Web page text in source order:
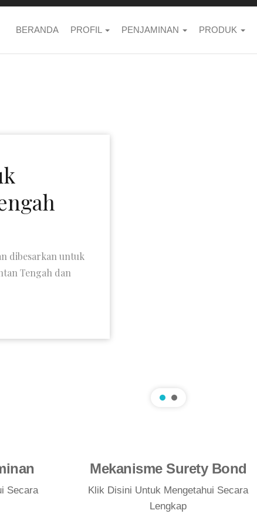
BERANDA PROFIL PENJAMINAN PRODUK
dibesarkan untuk
Tengah dan
Secara
Mekanisme Surety Bond
Klik Disini Untuk Mengetahui Secara
Lengkap